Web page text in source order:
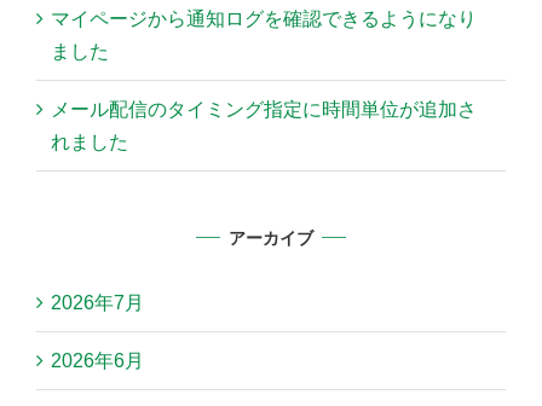
マイページから通知ログを確認できるようになり
ました
メール配信のタイミング指定に時間単位が追加さ
れました
アーカイブ
2026年7月
2026年6月